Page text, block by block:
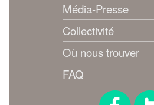
Média-Presse
Collectivité
Où nous trouver
FAQ